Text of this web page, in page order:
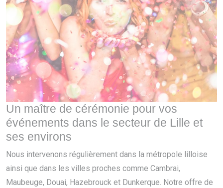
Un maître de cérémonie pour vos
événements dans le secteur de Lille et
ses environs
Nous intervenons régulièrement dans la métropole lilloise
ainsi que dans les villes proches comme Cambrai,
Maubeuge, Douai, Hazebrouck et Dunkerque. Notre offre de